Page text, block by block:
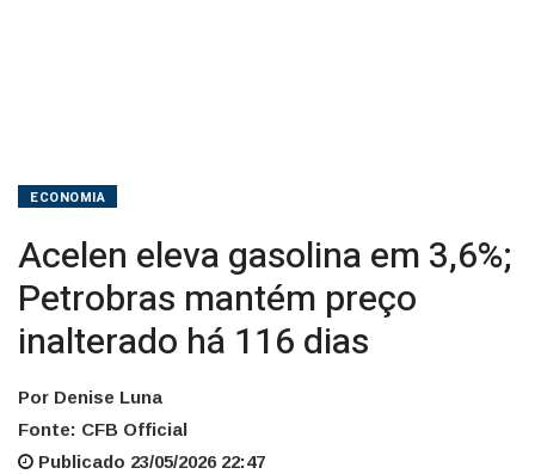
ECONOMIA
Acelen eleva gasolina em 3,6%;
Petrobras mantém preço
inalterado há 116 dias
Por Denise Luna
Fonte: CFB Official
Publicado 23/05/2026 22:47